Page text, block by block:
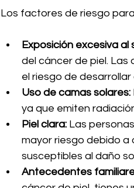
Los factores de riesgo
Exposición excesiva al
del cáncer de piel. Las
el riesgo de
Uso de camas solares:
ya que emiten
Piel clara: Las
mayor riesgo debido a
susceptibles al daño
Antecedentes